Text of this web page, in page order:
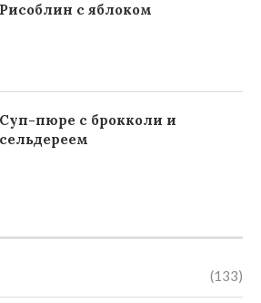
Рисоблин с яблоком
Суп-пюре с брокколи и
сельдереем
(133)